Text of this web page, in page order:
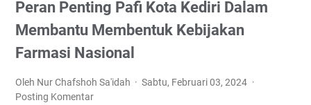
Peran Penting Pafi Kota Kediri Dalam
Membantu Membentuk Kebijakan
Farmasi Nasional
Oleh Nur Chafshoh Sa'idah
Sabtu, Februari 03, 2024
Posting Komentar